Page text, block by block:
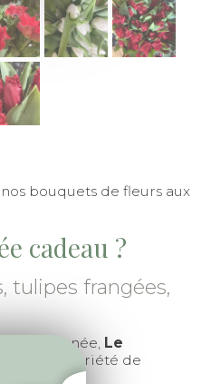
bouquets de fleurs aux
cadeau ?
tulipes frangées,
fin d'année, Le
large variété de
les fêtes.